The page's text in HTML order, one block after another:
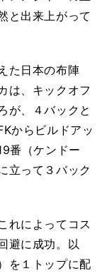
と出来上がって
た日本の布陣
は、キックオフ
が、４バックと
からビルドアッ
番（ケンドー
立って３バック
れによってコス
避に成功。以
を１トップに配